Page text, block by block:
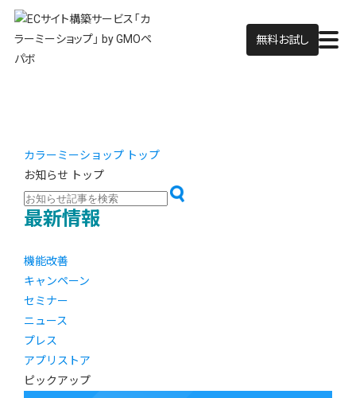
無料お試し
カラーミーショップ トップ
お知らせ トップ
最新情報
機能改善
キャンペーン
セミナー
ニュース
プレス
アプリストア
ピックアップ